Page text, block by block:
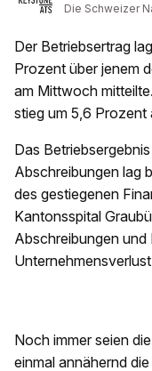
Die Schweizer
Der Betriebsertrag
Prozent über jenem
am Mittwoch
stieg um 5,6 Prozent
Das
Abschreibungen lag
des gestiegenen
Kantonsspital
Abschreibungen und
Noch immer seien
einmal annähernd